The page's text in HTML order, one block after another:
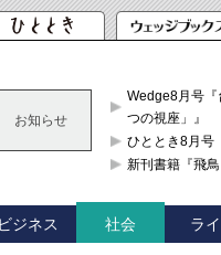
お知らせ
Wedge8月号
つの視座」』
ひととき8月号
新刊書籍『飛
ビジネス 社会 ラ